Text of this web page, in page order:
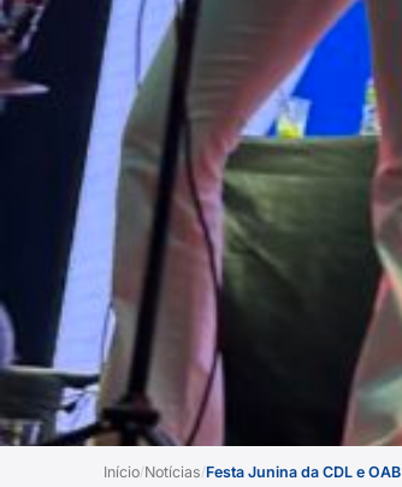
Início/Notícias/Festa Junina da CDL e